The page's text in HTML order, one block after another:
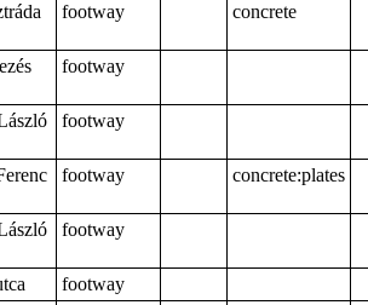
footway concrete
footway
footway
footway concrete:plates
footway
footway